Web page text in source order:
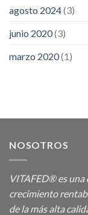
agosto 2024(3)
junio 2020(3)
marzo 2020(1)
NOSOTROS
VITAFED® es una
crecimiento
de la más alta